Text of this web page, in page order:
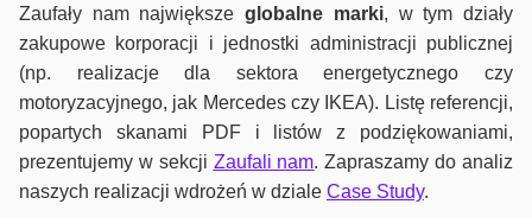
Zaufały nam największeglobalne marki, w tym działy
zakupowe korporacji i jednostki administracji publicznej
(np. realizacje dla sektora energetycznego czy
motoryzacyjnego, jak Mercedes czy IKEA). Listę referencji,
popartych skanami PDF i listów z podziękowaniami,
prezentujemy w sekcji Zaufali nam. Zapraszamy do analiz
naszych realizacji wdrożeń w dziale Case Study.